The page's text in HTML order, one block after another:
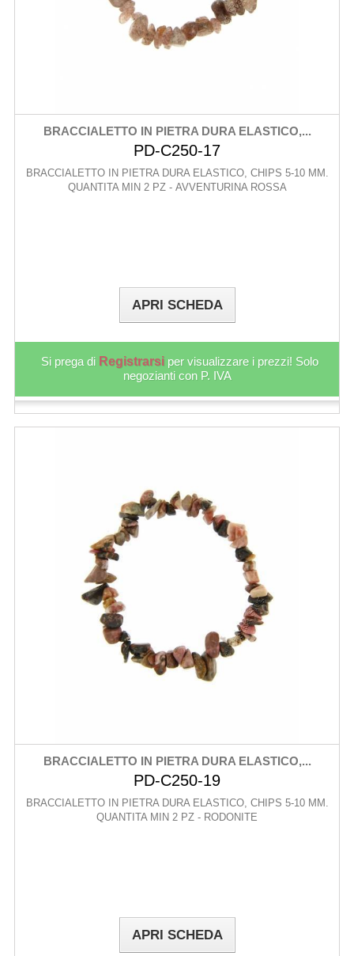
BRACCIALETTO IN PIETRA DURA ELASTICO,...
PD-C250-17
BRACCIALETTO IN PIETRA DURA ELASTICO, CHIPS 5-10 MM.
QUANTITA MIN 2 PZ - AVVENTURINA ROSSA
APRI SCHEDA
Si prega di Registrarsi per visualizzare i prezzi! Solo
negozianti con P. IVA
BRACCIALETTO IN PIETRA DURA ELASTICO,...
PD-C250-19
BRACCIALETTO IN PIETRA DURA ELASTICO, CHIPS 5-10 MM.
QUANTITA MIN 2 PZ - RODONITE
APRI SCHEDA